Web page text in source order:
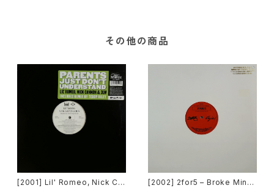
その他の商品
[2001] Lil' Romeo, Nick Ca
[2002] 2for5 – Broke Mind